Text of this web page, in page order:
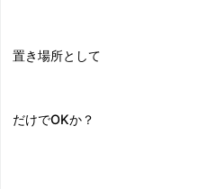
置き場所として
だけでOKか？